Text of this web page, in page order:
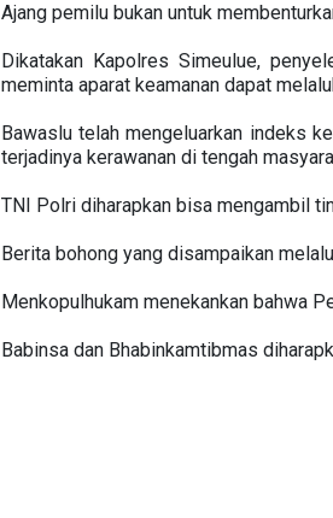
Ajang pemilu bukan untuk
Dikatakan Kapolres Simeulue,
meminta aparat keamanan dapat
Bawaslu telah mengeluarkan indeks
terjadinya kerawanan di tengah
TNI Polri diharapkan bisa mengambil
Berita bohong yang disampaikan
Menkopulhukam menekankan bahwa
Babinsa dan Bhabinkamtibmas